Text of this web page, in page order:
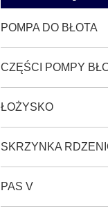
POMPA DO BŁOTA
CZĘŚCI POMPY
ŁOŻYSKO
SKRZYNKA
PAS V